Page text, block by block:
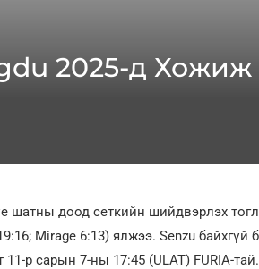
2025-д
шатны доод сеткийн шийдвэрлэх
Mirage 6:13) ялжээ. Senzu байхгүй
р сарын 7-ны 17:45 (ULAT) FURIA-тай.